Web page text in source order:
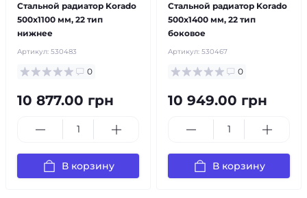
Стальной радиатор Korado
500x1100 мм, 22 тип
нижнее
Артикул: 530483
0
10 877.00 грн
В корзину
Стальной радиатор Korado
500x1400 мм, 22 тип
боковое
Артикул: 530467
0
10 949.00 грн
В корзину